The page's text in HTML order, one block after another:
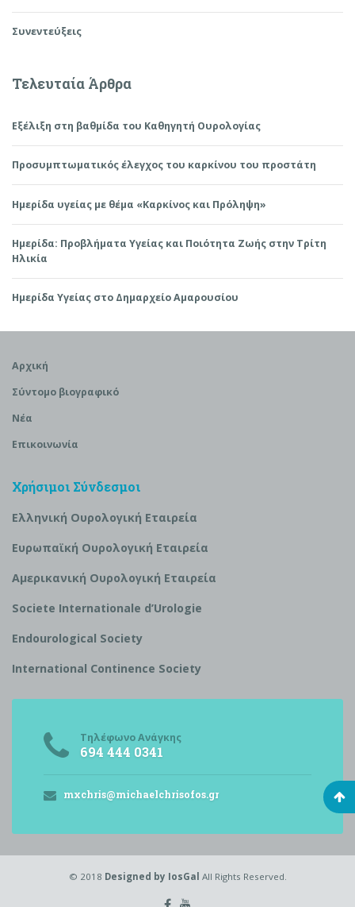
Συνεντεύξεις
Τελευταία Άρθρα
Εξέλιξη στη βαθμίδα του Καθηγητή Ουρολογίας
Προσυμπτωματικός έλεγχος του καρκίνου του προστάτη
Ημερίδα υγείας με θέμα «Καρκίνος και Πρόληψη»
Ημερίδα: Προβλήματα Υγείας και Ποιότητα Ζωής στην Τρίτη
Ηλικία
Ημερίδα Υγείας στο Δημαρχείο Αμαρουσίου
Αρχική
Σύντομο βιογραφικό
Νέα
Επικοινωνία
Χρήσιμοι Σύνδεσμοι
Ελληνική Ουρολογική Εταιρεία
Ευρωπαϊκή Ουρολογική Εταιρεία
Αμερικανική Ουρολογική Εταιρεία
Societe Internationale d’Urologie
Endourological Society
International Continence Society
Τηλέφωνο Ανάγκης
694 444 0341
mxchris@michaelchrisofos.gr
© 2018 Designed by IosGal All Rights Reserved.